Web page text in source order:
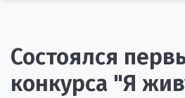
Состоялся
конкурса "Я